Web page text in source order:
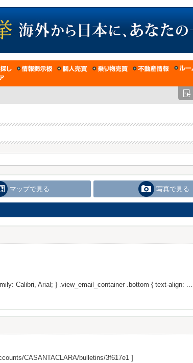
マップで見る 写真で見る
Calibri, Arial; } .view_email_container .bottom { text-align: ...
CASANTACLARA/bulletins/3f617e1 ]